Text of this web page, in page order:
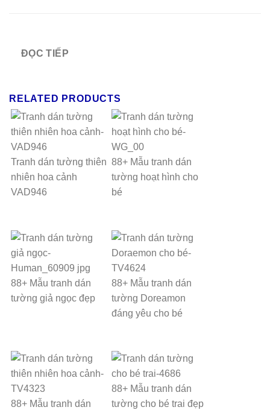
ĐỌC TIẾP
RELATED PRODUCTS
Tranh dán tường thiên
nhiên hoa cảnh
VAD946
88+ Mẫu tranh dán
tường hoạt hình cho
bé
88+ Mẫu tranh dán
tường giả ngọc đẹp
88+ Mẫu tranh dán
tường Doreamon
đáng yêu cho bé
88+ Mẫu tranh dán
88+ Mẫu tranh dán
tường cho bé trai đẹp